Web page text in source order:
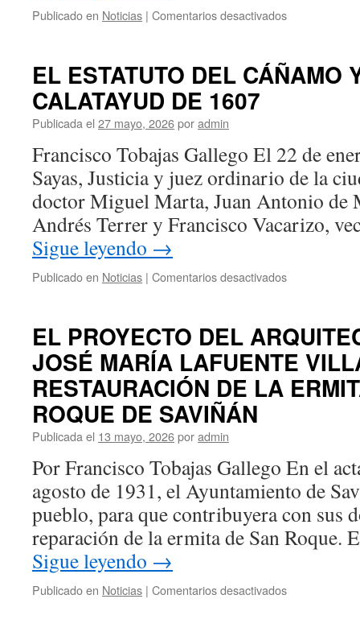
Publicado en Noticias | Comentarios desactivadosen
LA
EL ESTATUTO DEL CÁÑAMO
CALATAYUD DE 1607
Publicada el 27 mayo, 2026poradmin
Francisco Tobajas Gallego El 22 de
Sayas, Justicia y juez ordinario de la
doctor Miguel Marta, Juan Antonio de
Andrés Terrer y Francisco Vacarizo,
Sigue leyendo →
Publicado en Noticias | Comentarios desactivadosen
CÁÑAMO
Y
SOGUEROS
DE
EL PROYECTO DEL
JOSÉ MARÍA LAFUENTE
RESTAURACIÓN DE LA
ROQUE DE SAVIÑÁN
Publicada el 13 mayo, 2026poradmin
Por Francisco Tobajas Gallego En el
agosto de 1931, el Ayuntamiento de
pueblo, para que contribuyera con sus
reparación de la ermita de San
Sigue leyendo →
Publicado en Noticias | Comentarios desactivadosen